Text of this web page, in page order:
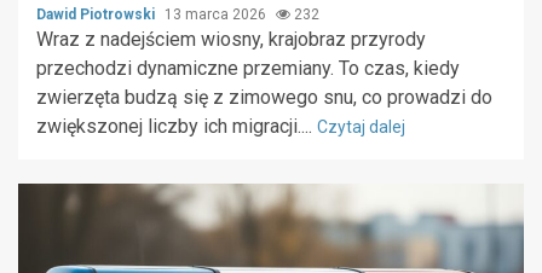
Dawid Piotrowski 13 marca 2026 232
Wraz z nadejściem wiosny, krajobraz przyrody
przechodzi dynamiczne przemiany. To czas, kiedy
zwierzęta budzą się z zimowego snu, co prowadzi do
zwiększonej liczby ich migracji.... Czytaj dalej